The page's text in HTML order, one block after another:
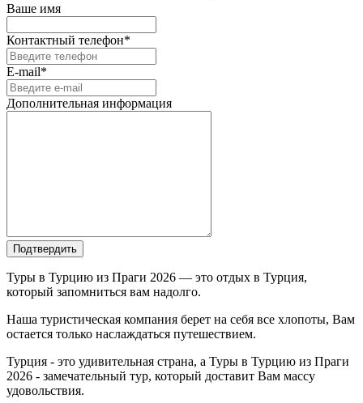
Ваше имя
Контактный телефон*
E-mail*
Дополнительная информация
Подтвердить
Туры в Турцию из Праги 2026 — это отдых в Турция,
который запомниться вам надолго.
Наша туристическая компания берет на себя все хлопоты, Вам
остается только наслаждаться путешествием.
Турция - это удивительная страна, а Туры в Турцию из Праги
2026 - замечательный тур, который доставит Вам массу
удовольствия.